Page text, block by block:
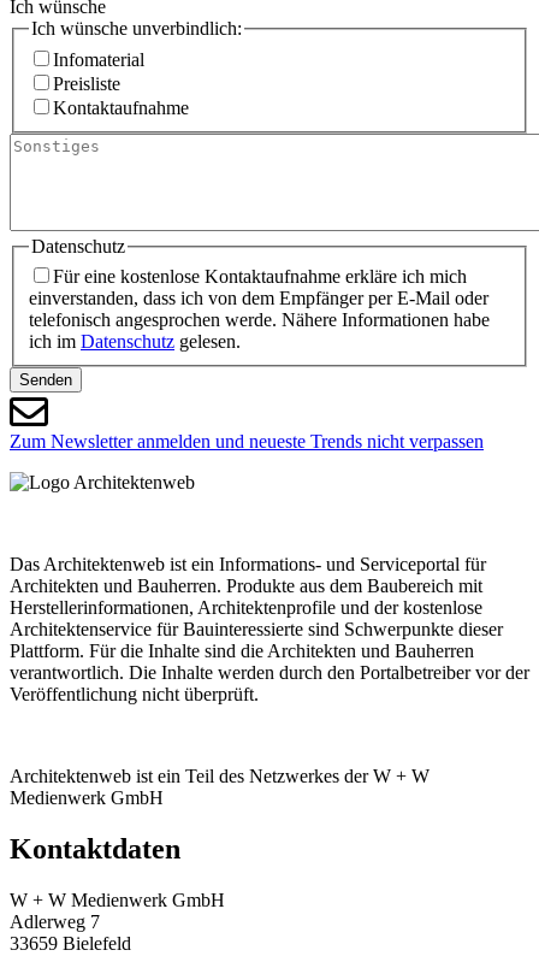
Ich wünsche
Ich wünsche unverbindlich:
Infomaterial
Preisliste
Kontaktaufnahme
Sonstiges
Datenschutz
Für eine kostenlose Kontaktaufnahme erkläre ich mich
einverstanden, dass ich von dem Empfänger per E-Mail oder
telefonisch angesprochen werde. Nähere Informationen habe
ich im Datenschutz gelesen.
Senden
Zum Newsletter anmelden und neueste Trends nicht verpassen
Das Architektenweb ist ein Informations- und Serviceportal für
Architekten und Bauherren. Produkte aus dem Baubereich mit
Herstellerinformationen, Architektenprofile und der kostenlose
Architektenservice für Bauinteressierte sind Schwerpunkte dieser
Plattform. Für die Inhalte sind die Architekten und Bauherren
verantwortlich. Die Inhalte werden durch den Portalbetreiber vor der
Veröffentlichung nicht überprüft.
Architektenweb ist ein Teil des Netzwerkes der W + W
Medienwerk GmbH
Kontaktdaten
W + W Medienwerk GmbH
Adlerweg 7
33659 Bielefeld